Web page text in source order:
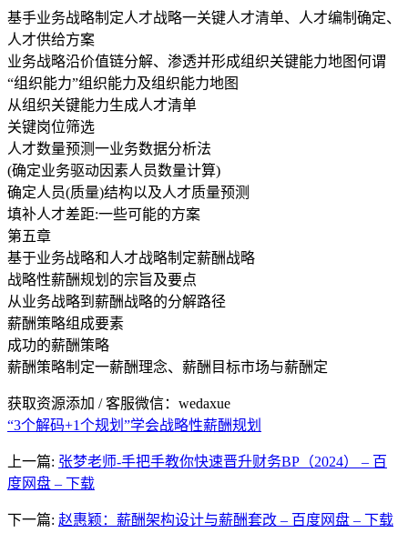
基手业务战略制定人才战略一关键人才清单、人才编制确定、
人才供给方案
业务战略沿价值链分解、渗透并形成组织关键能力地图何谓
“组织能力”组织能力及组织能力地图
从组织关键能力生成人才清单
关键岗位筛选
人才数量预测一业务数据分析法
(确定业务驱动因素人员数量计算)
确定人员(质量)结构以及人才质量预测
填补人才差距:一些可能的方案
第五章
基于业务战略和人才战略制定薪酬战略
战略性薪酬规划的宗旨及要点
从业务战略到薪酬战略的分解路径
薪酬策略组成要素
成功的薪酬策略
薪酬策略制定一薪酬理念、薪酬目标市场与薪酬定
获取资源添加 / 客服微信：wedaxue
“3个解码+1个规划”学会战略性薪酬规划
上一篇: 张梦老师-手把手教你快速晋升财务BP（2024） – 百
度网盘 – 下载
下一篇: 赵惠颖：薪酬架构设计与薪酬套改 – 百度网盘 – 下载